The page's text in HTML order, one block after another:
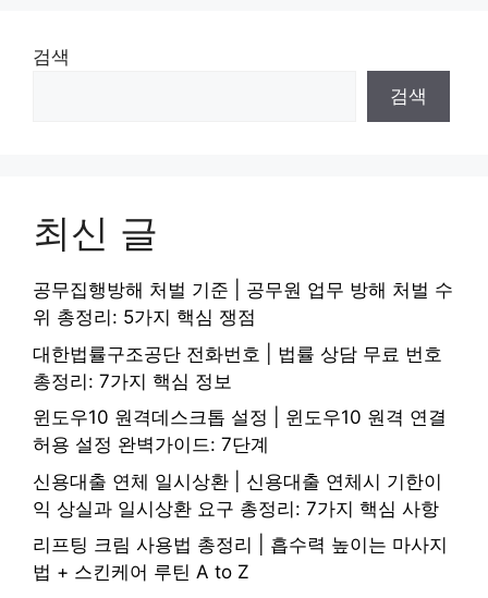
검색
검색
최신 글
공무집행방해 처벌 기준 | 공무원 업무 방해 처벌 수
위 총정리: 5가지 핵심 쟁점
대한법률구조공단 전화번호 | 법률 상담 무료 번호
총정리: 7가지 핵심 정보
윈도우10 원격데스크톱 설정 | 윈도우10 원격 연결
허용 설정 완벽가이드: 7단계
신용대출 연체 일시상환 | 신용대출 연체시 기한이
익 상실과 일시상환 요구 총정리: 7가지 핵심 사항
리프팅 크림 사용법 총정리 | 흡수력 높이는 마사지
법 + 스킨케어 루틴 A to Z